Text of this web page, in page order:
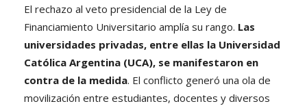
El rechazo al veto presidencial de la Ley de
Financiamiento Universitario amplía su rango. Las
universidades privadas, entre ellas la Universidad
Católica Argentina (UCA), se manifestaron en
contra de la medida. El conflicto generó una ola de
movilización entre estudiantes, docentes y diversos